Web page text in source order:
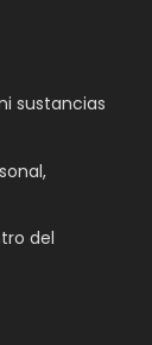
sustancias
del